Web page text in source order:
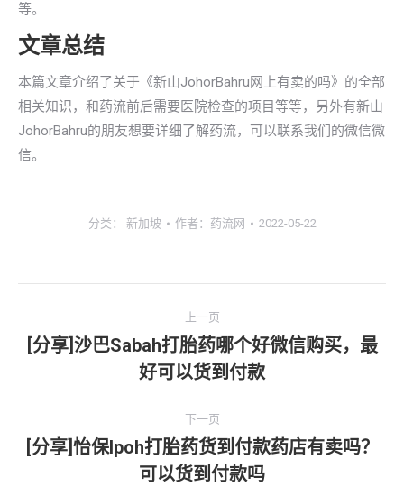
等。
文章总结
本篇文章介绍了关于《新山JohorBahru网上有卖的吗》的全部
相关知识，和药流前后需要医院检查的项目等等，另外有新山
JohorBahru的朋友想要详细了解药流，可以联系我们的微信微
信。
分类： 新加坡 作者： 药流网 2022-05-22
章
上一页
上
一
[分享]沙巴Sabah打胎药哪个好微信购买，最
好可以货到付款
下一页
下
一
[分享]怡保lpoh打胎药货到付款药店有卖吗？
可以货到付款吗